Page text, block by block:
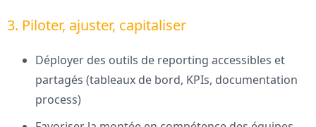
3. Piloter, ajuster, capitaliser
Déployer des outils de reporting accessibles et
partagés (tableaux de bord, KPIs, documentation
process)